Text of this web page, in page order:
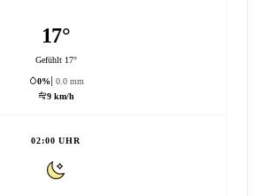
17°
Gefühlt 17°
0%
0.0 mm
9 km/h
02:00 UHR